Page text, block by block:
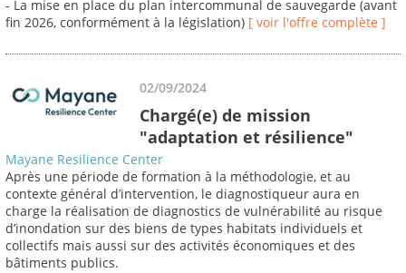
- La mise en place du plan intercommunal de sauvegarde (avant
fin 2026, conformément à la législation) [ voir l'offre complète ]
02/09/2024
Chargé(e) de mission
"adaptation et résilience"
Mayane Resilience Center
Après une période de formation à la méthodologie, et au
contexte général d’intervention, le diagnostiqueur aura en
charge la réalisation de diagnostics de vulnérabilité au risque
d’inondation sur des biens de types habitats individuels et
collectifs mais aussi sur des activités économiques et des
bâtiments publics.